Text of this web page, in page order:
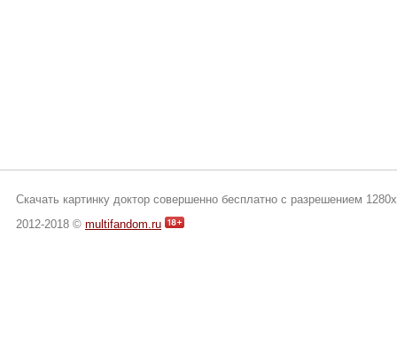
Скачать картинку доктор совершенно бесплатно с разрешением
2012-2018 © multifandom.ru